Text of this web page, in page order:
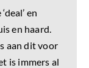
en
en haard.
aan dit voor
is immers al